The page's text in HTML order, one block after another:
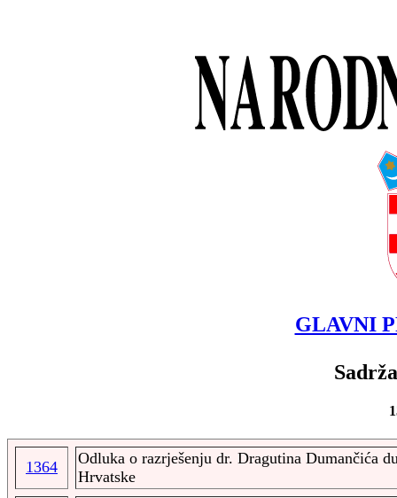
GLAVNI
1364
Odluka o razrješenju dr. Dragutina Dumančića
Hrvatske